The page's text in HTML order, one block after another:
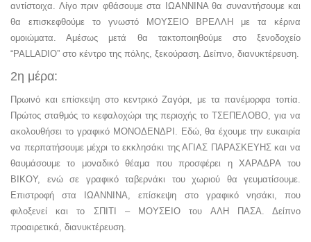
αντίστοιχα. Λίγο πριν φθάσουμε στα ΙΩΑΝΝΙΝΑ θα συναντήσουμε και
θα επισκεφθούμε το γνωστό ΜΟΥΣΕΙΟ ΒΡΕΛΛΗ με τα κέρινα
ομοιώματα. Αμέσως μετά θα τακτοποιηθούμε στο ξενοδοχείο
“PALLADIO” στο κέντρο της πόλης, ξεκούραση. Δείπνο, διανυκτέρευση.
2η μέρα:
Πρωινό και επίσκεψη στο κεντρικό Ζαγόρι, με τα πανέμορφα τοπία.
Πρώτος σταθμός το κεφαλοχώρι της περιοχής το ΤΣΕΠΕΛΟΒΟ, για να
ακολουθήσει το γραφικό ΜΟΝΟΔΕΝΔΡΙ. Εδώ, θα έχουμε την ευκαιρία
να περπατήσουμε μέχρι το εκκλησάκι της ΑΓΙΑΣ ΠΑΡΑΣΚΕΥΗΣ και να
θαυμάσουμε το μοναδικό θέαμα που προσφέρει η ΧΑΡΑΔΡΑ του
ΒΙΚΟΥ, ενώ σε γραφικό ταβερνάκι του χωριού θα γευματίσουμε.
Επιστροφή στα ΙΩΑΝΝΙΝΑ, επίσκεψη στο γραφικό νησάκι, που
φιλοξενεί και το ΣΠΙΤΙ – ΜΟΥΣΕΙΟ του ΑΛΗ ΠΑΣΑ. Δείπνο
προαιρετικά, διανυκτέρευση.